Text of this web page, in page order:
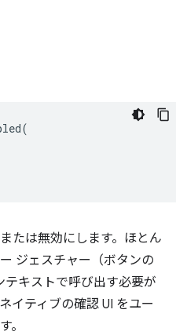
(
たは無効にします。ほとん
ジェスチャー（ボタンの
キストで呼び出す必要が
イティブの確認 UI をユー
。